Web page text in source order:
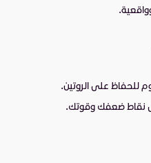
للحفاظ على الروتين.
نقاط ضعفك وقوتك.